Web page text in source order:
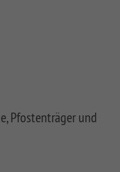
Pfostenträger und